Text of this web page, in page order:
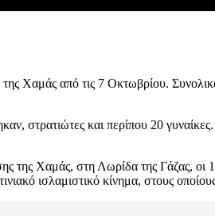
Χαμάς από τις 7 Οκτωβρίου.
στρατιώτες και περίπου 20
Χαμάς, στη Λωρίδα της Γάζας, οι
ισλαμιστικό κίνημα, στους